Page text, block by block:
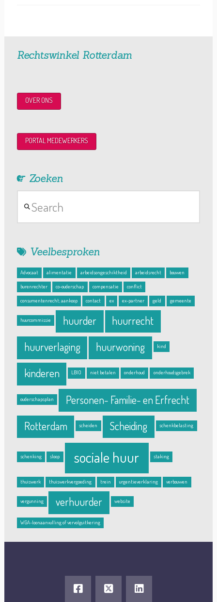
Rechtswinkel Rotterdam
OVER ONS
PORTAL MEDEWERKERS
Zoeken
Veelbesproken
Advocaat alimentatie arbeidsongeschiktheid arbeidsrecht bouwen
burenrechter co-ouderschap compensatie conflict
consumentenrecht; aankoop contact ex ex-partner geld gemeente
huurcommissie huurder huurrecht
huurverlaging huurwoning kind
kinderen LBIO niet betalen onderhoud onderhoudsgebrek
ouderschapsplan Personen- Familie- en Erfrecht
Rotterdam scheiden Scheiding schenkbelasting
schenking sloop sociale huur staking
thuiswerk thuiswerkvergoeding trein urgentieverklaring verbouwen
vergunning verhuurder website
WGA-loonaanvulling of vervolguitkering